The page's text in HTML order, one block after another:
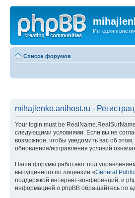
Список форумов
mihajlenko.anihost.ru -
Your login must be
следующими условиями. Если вы не
возможное, чтобы уведомить вас об
обновления/исправления условий
Наши форумы работают под
выпущенного по лицензии «General
поддержкой интернет-конференций, и
информацией о phpBB обращайтесь по